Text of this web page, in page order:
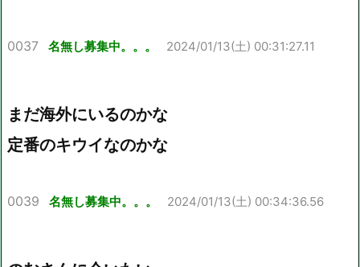
0037 名無し募集中。。。 2024/01/13(土) 00:31:27.11
まだ海外にいるのかな
定番のキウイなのかな
0039 名無し募集中。。。 2024/01/13(土) 00:34:36.56